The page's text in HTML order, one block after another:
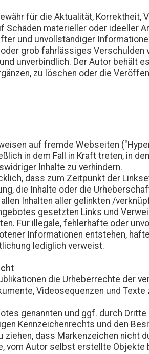
für die Aktualität,
Schäden materieller oder ideeller
und unvollständiger
grob fahrlässiges Verschulden
unverbindlich. Der Autor behält
zu löschen oder die
auf fremde Webseiten
in dem Fall in Kraft treten, in
Inhalte zu verhindern.
dass zum Zeitpunkt der
die Inhalte oder die
Inhalten aller gelinkten /
gesetzten Links und
Für illegale, fehlerhafte oder
Informationen entstehen,
lediglich verweist.
die Urheberrechte der
Videosequenzen und
genannten und ggf. durch
Kennzeichenrechts und den
ziehen, dass Markenzeichen nicht
vom Autor selbst erstellte